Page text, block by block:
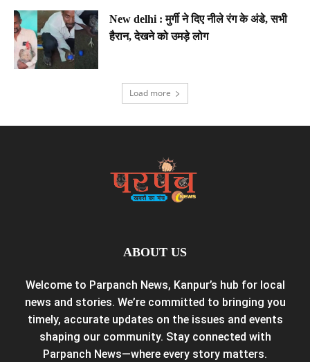
New delhi : मुर्गी ने दिए नीले रंग के अंडे, सभी
हैरान, देखने को उमड़े लोग
Load more
ABOUT US
Welcome to Parpanch News, Kanpur’s hub for local
news and stories. We’re committed to bringing you
timely, accurate updates on the issues and events
shaping our community. Stay connected with
Parpanch News—where every story matters.